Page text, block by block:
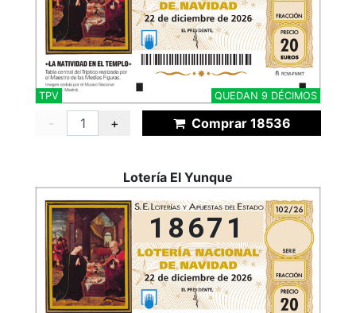
QUEDAN 9 DÉCIMOS
TPV
- + Comprar 18536
Lotería El Yunque
18671